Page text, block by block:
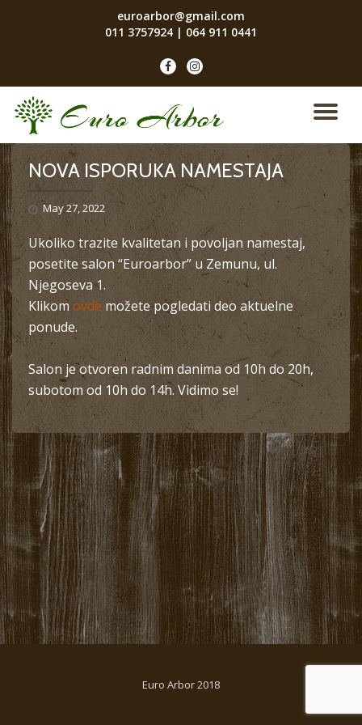
euroarbor@gmail.com
011 3757924 | 064 911 0441
fa-
fa-
NOVA ISPORUKA NAMESTAJA
May 27, 2022
Ukoliko trazite kvalitetan i povoljan namestaj,
posetite salon “Euroarbor” u Zemunu, ul.
Njegoseva 1.
Klikomovde možete pogledati deo aktuelne
ponude.
Salon je otvoren radnim danima od 10h do 20h,
subotom od 10h do 14h. Vidimo se!
Euro Arbor 2018